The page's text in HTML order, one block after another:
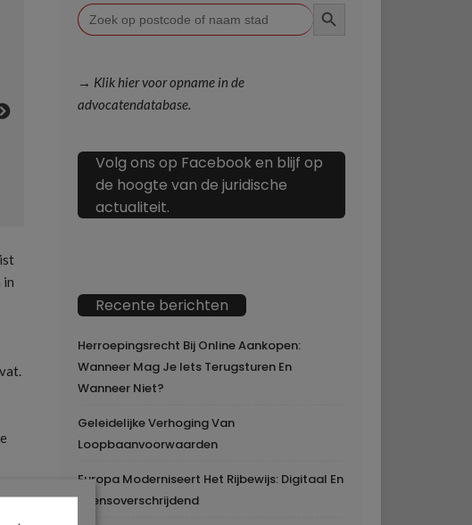
3665 As
Talen: Nederlands
Mail: info@advocatendeferm.be
☏ Tel: +32475556794
advocatendeferm.be
in
Zoek
naar:
→ Klik hier voor opname in de
advocatendatabase.
Volg ons op Facebook en blijf op
de hoogte van de juridische
actualiteit.
Recente berichten
Herroepingsrecht Bij Online Aankopen:
Wanneer Mag Je Iets Terugsturen En
Wanneer Niet?
Geleidelijke Verhoging Van
Loopbaanvoorwaarden
Europa Moderniseert Het Rijbewijs: Digitaal En
Grensoverschrijdend